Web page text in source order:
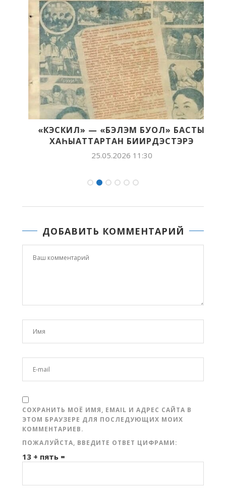
«КЭСКИЛ» — «БЭЛЭМ БУОЛ» БАСТЫҤ
ХАҺЫАТТАРТАН БИИРДЭСТЭРЭ
25.05.2026 11:30
ДОБАВИТЬ КОММЕНТАРИЙ
СОХРАНИТЬ МОЁ ИМЯ, EMAIL И АДРЕС САЙТА В
ЭТОМ БРАУЗЕРЕ ДЛЯ ПОСЛЕДУЮЩИХ МОИХ
КОММЕНТАРИЕВ.
ПОЖАЛУЙСТА, ВВЕДИТЕ ОТВЕТ ЦИФРАМИ:
13 + пять =